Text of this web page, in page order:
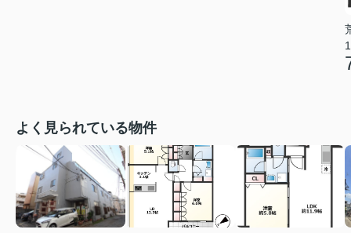
よく見られている物件